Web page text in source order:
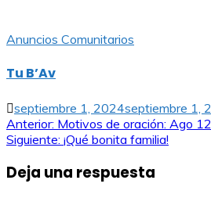
Anuncios Comunitarios
Tu B’Av
septiembre 1, 2024septiembre 1,
Navegación
entradas
Anterior: Motivos de oración: Ago
Siguiente: ¡Qué bonita familia!
Deja una respuesta